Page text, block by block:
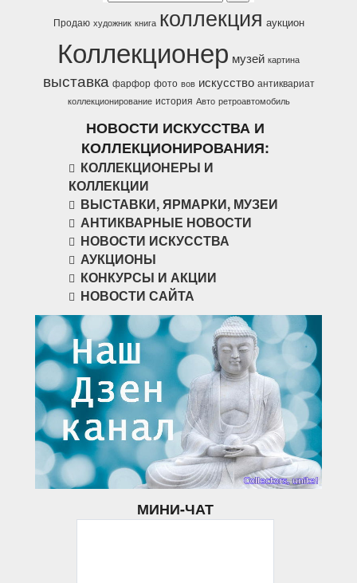
Продаю художник книга коллекция аукцион
Коллекционер музей картина
выставка фарфор фото вов искусство антиквариат
коллекционирование история Авто ретроавтомобиль
НОВОСТИ ИСКУССТВА И
КОЛЛЕКЦИОНИРОВАНИЯ:
КОЛЛЕКЦИОНЕРЫ И
КОЛЛЕКЦИИ
ВЫСТАВКИ, ЯРМАРКИ, МУЗЕИ
АНТИКВАРНЫЕ НОВОСТИ
НОВОСТИ ИСКУССТВА
АУКЦИОНЫ
КОНКУРСЫ И АКЦИИ
НОВОСТИ САЙТА
МИНИ-ЧАТ